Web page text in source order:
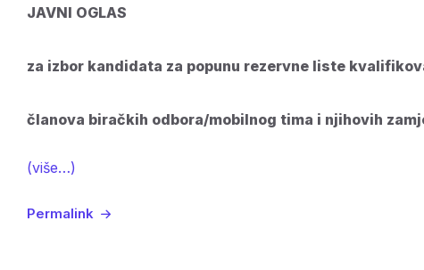
JAVNI OGLAS
za izbor kandidata za popunu rezervne liste
članova biračkih odbora/mobilnog tima i njihovih
(više…)
Permalink